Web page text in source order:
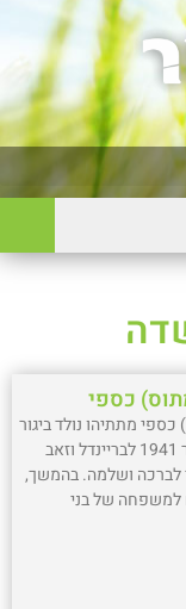
כספי
מתתיהו נולד ביגור
ב-18 באוקטובר 1941 לבריינדל וזאב
לברכה ושלמה. בהמשך,
של בני